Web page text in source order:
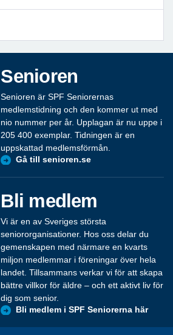
Senioren
Senioren är SPF Seniorernas
medlemstidning och den kommer ut med
nio nummer per år. Upplagan är nu uppe i
205 400 exemplar. Tidningen är en
uppskattad medlemsförmån.
Gå till senioren.se
Bli medlem
Vi är en av Sveriges största
seniororganisationer. Hos oss delar du
gemenskapen med närmare en kvarts
miljon medlemmar i föreningar över hela
landet. Tillsammans verkar vi för att skapa
bättre villkor för äldre – och ett aktivt liv för
dig som senior.
Bli medlem i SPF Seniorerna här